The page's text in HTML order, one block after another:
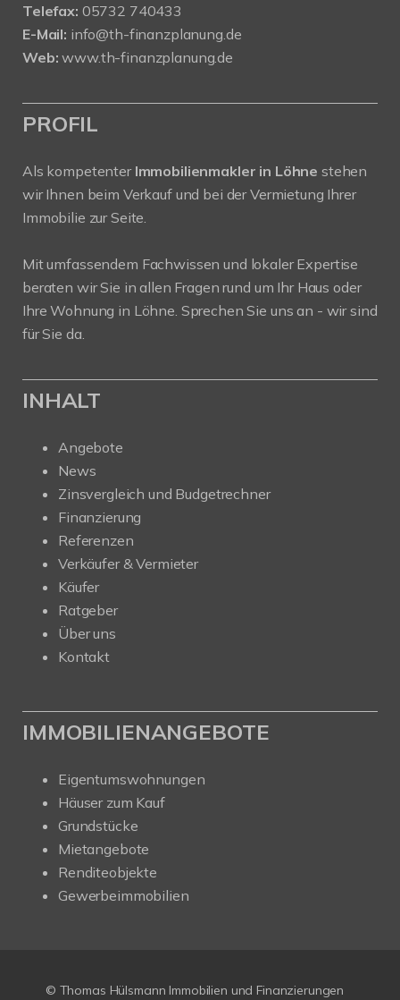
Telefax: 05732 740433
E-Mail: info@th-finanzplanung.de
Web: www.th-finanzplanung.de
PROFIL
Als kompetenter Immobilienmakler in Löhne stehen
wir Ihnen beim Verkauf und bei der Vermietung Ihrer
Immobilie zur Seite.
Mit umfassendem Fachwissen und lokaler Expertise
beraten wir Sie in allen Fragen rund um Ihr Haus oder
Ihre Wohnung in Löhne. Sprechen Sie uns an - wir sind
für Sie da.
INHALT
Angebote
News
Zinsvergleich und Budgetrechner
Finanzierung
Referenzen
Verkäufer & Vermieter
Käufer
Ratgeber
Über uns
Kontakt
IMMOBILIENANGEBOTE
Eigentumswohnungen
Häuser zum Kauf
Grundstücke
Mietangebote
Renditeobjekte
Gewerbeimmobilien
© Thomas Hülsmann Immobilien und Finanzierungen